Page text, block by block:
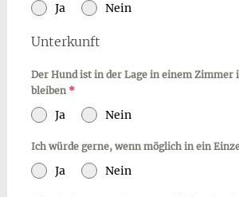
Ja Nein
Unterkunft
Der Hund ist in der Lage in einem Zimmer
bleiben *
Ja Nein
Ich würde gerne, wenn möglich in ein
Ja Nein